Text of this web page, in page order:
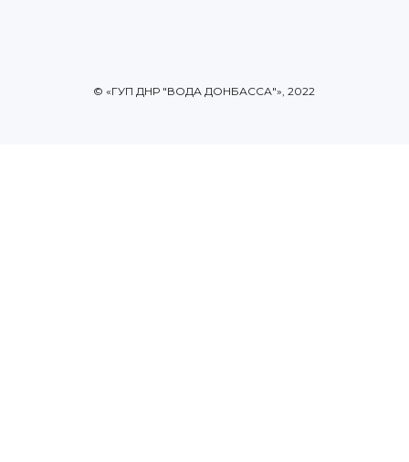
© «ГУП ДНР "ВОДА ДОНБАССА"», 2022